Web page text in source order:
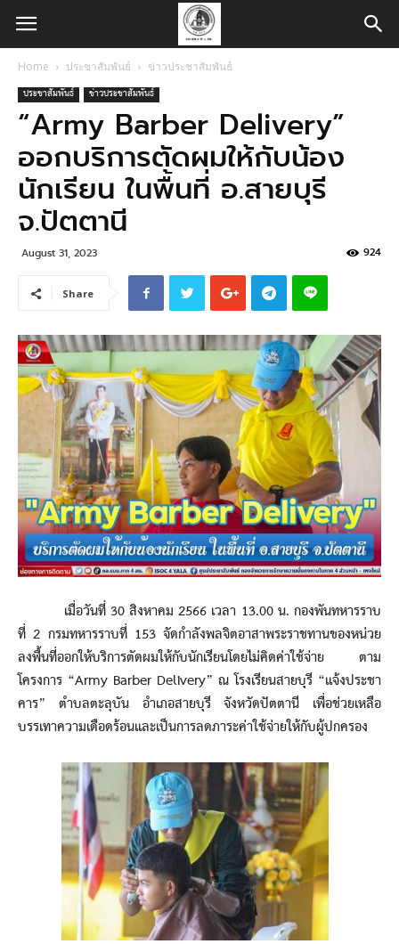
Home ประชาสัมพันธ์ ข่าวประชาสัมพันธ์
ประชาสัมพันธ์ ข่าวประชาสัมพันธ์
“Army Barber Delivery”
ออกบริการตัดผมให้กับน้อง
นักเรียน ในพื้นที่ อ.สายบุรี
จ.ปัตตานี
August 31, 2023 924
Share
เมื่อวันที่ 30 สิงหาคม 2566 เวลา 13.00 น. กองพันทหารราบ
ที่ 2 กรมทหารราบที่ 153 จัดกำลังพลจิตอาสาพระราชทานของหน่วย
ลงพื้นที่ออกให้บริการตัดผมให้กับนักเรียนโดยไม่คิดค่าใช้จ่าย ตาม
โครงการ “Army Barber Delivery” ณ โรงเรียนสายบุรี “แจ้งประชา
คาร” ตำบลตะลุบัน อำเภอสายบุรี จังหวัดปัตตานี เพื่อช่วยเหลือ
บรรเทาความเดือดร้อนและเป็นการลดภาระค่าใช้จ่ายให้กับผู้ปกครอง